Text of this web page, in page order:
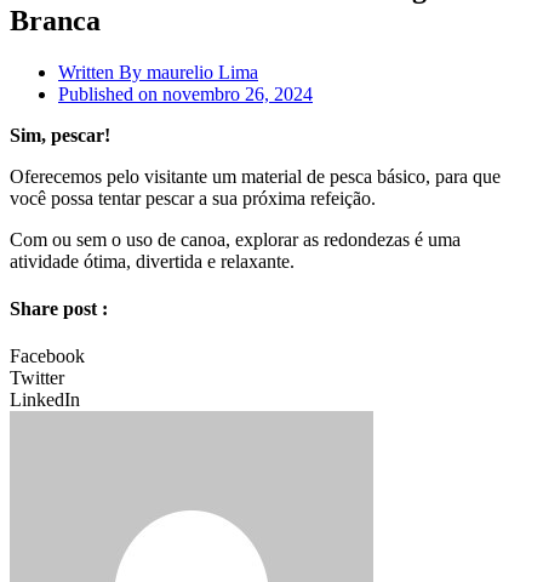
Branca
Written By maurelio Lima
Published on novembro 26, 2024
Sim, pescar!
Oferecemos pelo visitante um material de pesca básico, para que
você possa tentar pescar a sua próxima refeição.
Com ou sem o uso de canoa, explorar as redondezas é uma
atividade ótima, divertida e relaxante.
Share post :
Facebook
Twitter
LinkedIn